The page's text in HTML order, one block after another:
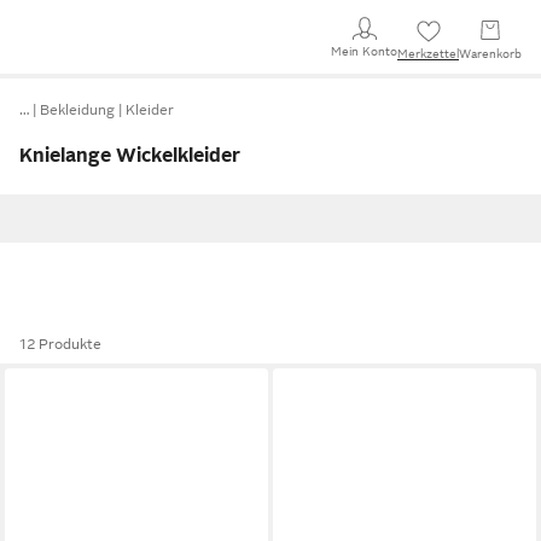
Mein KontoMerkzettel Warenkorb
… Bekleidung Kleider
Knielange Wickelkleider
12 Produkte